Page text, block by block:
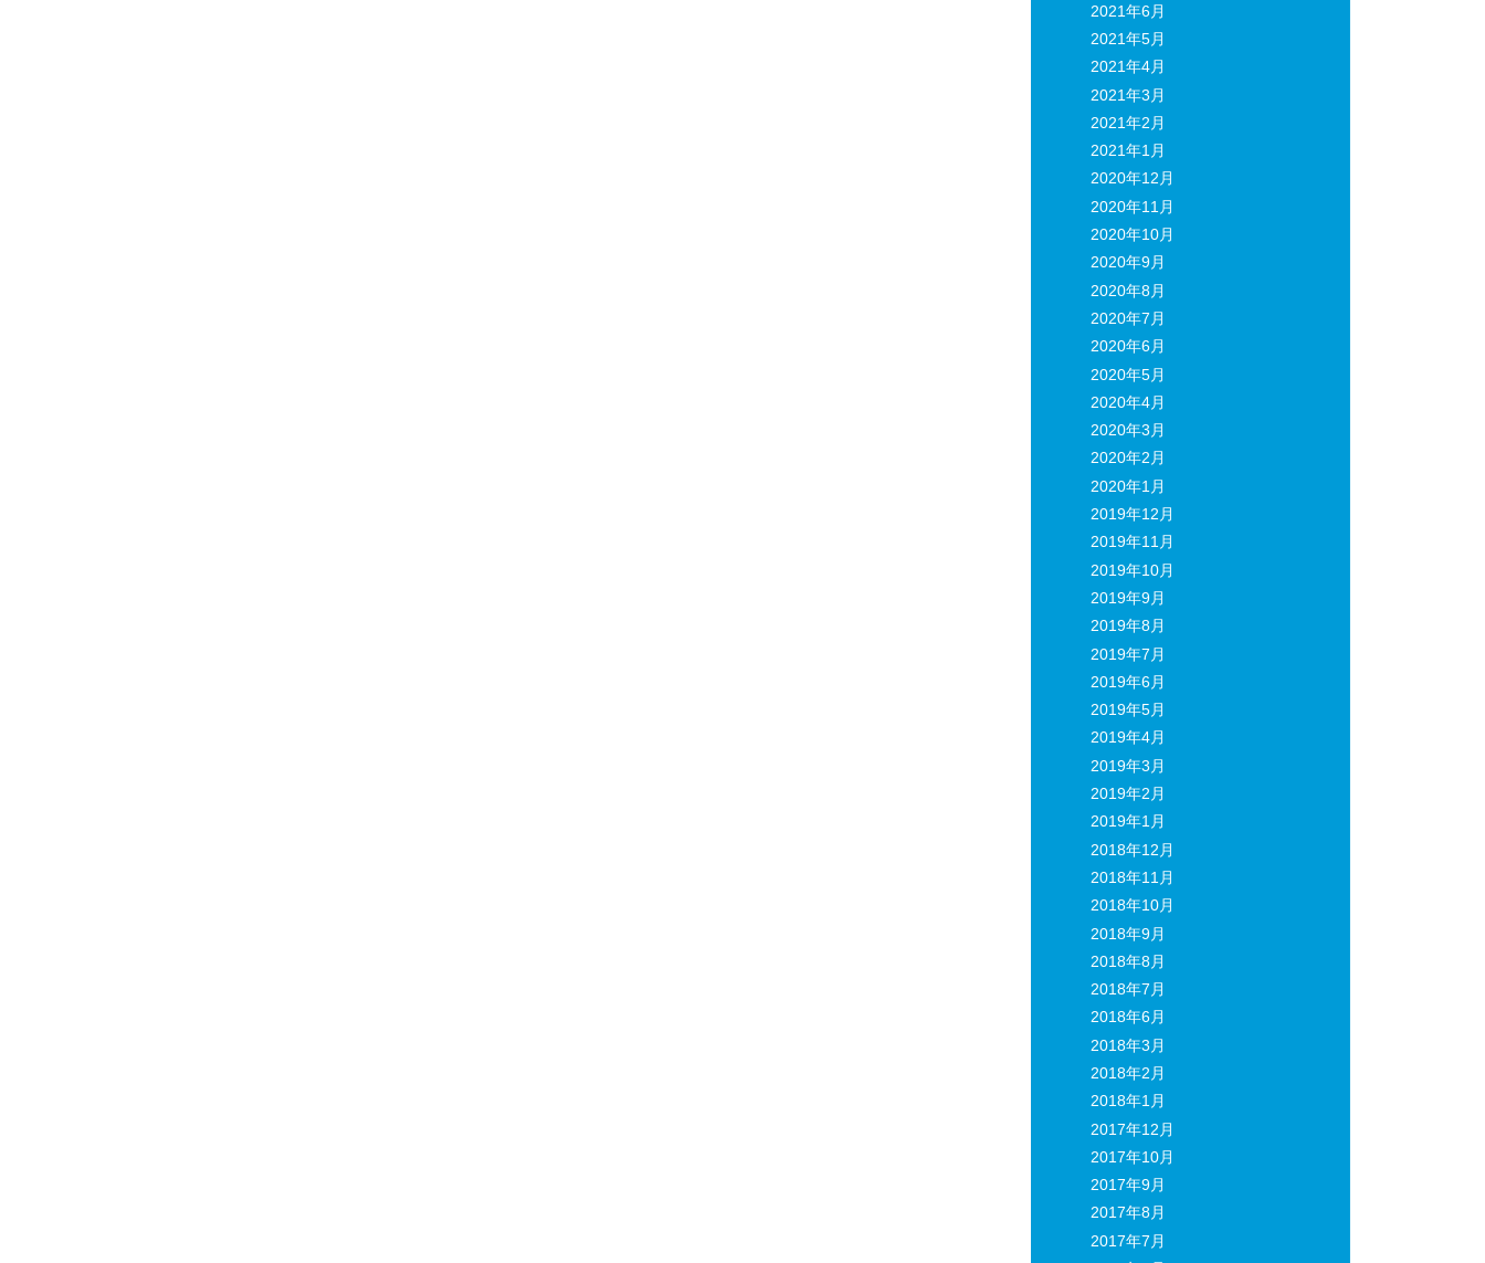
2021年6月
2021年5月
2021年4月
2021年3月
2021年2月
2021年1月
2020年12月
2020年11月
2020年10月
2020年9月
2020年8月
2020年7月
2020年6月
2020年5月
2020年4月
2020年3月
2020年2月
2020年1月
2019年12月
2019年11月
2019年10月
2019年9月
2019年8月
2019年7月
2019年6月
2019年5月
2019年4月
2019年3月
2019年2月
2019年1月
2018年12月
2018年11月
2018年10月
2018年9月
2018年8月
2018年7月
2018年6月
2018年3月
2018年2月
2018年1月
2017年12月
2017年10月
2017年9月
2017年8月
2017年7月